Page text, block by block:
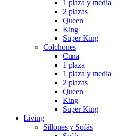
1 plaza y media
2 plazas
Queen
King
Super King
Colchones
Cuna
1 plaza
1 plaza y media
2 plazas
Queen
King
Super King
Living
Sillones y Sofás